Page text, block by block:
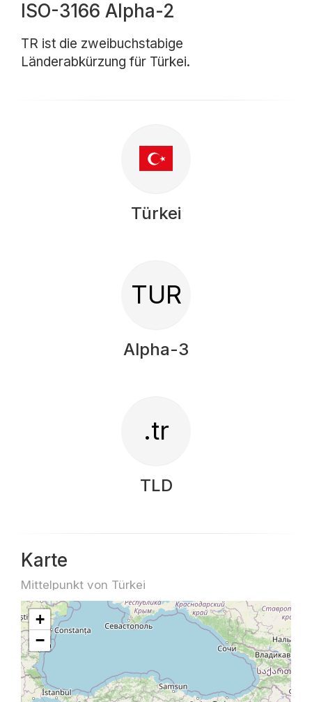
ISO-3166 Alpha-2
TR ist die zweibuchstabige
Länderabkürzung für Türkei.
Türkei
TUR
Alpha-3
.tr
TLD
Karte
Mittelpunkt von Türkei
+
−